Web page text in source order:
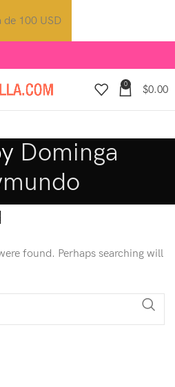
0 $0.00
Dominga
found. Perhaps searching will
100 USD